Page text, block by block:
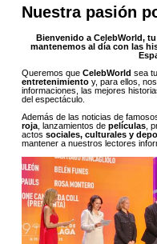
Nuestra pasión
Bienvenido a CelebWorld,
mantenemos al día con las
Queremos que CelebWorld sea
entretenimiento y, para ellos,
informaciones, las mejores
del espectáculo.
Además de las noticias de
roja, lanzamientos de películas,
actos sociales, culturales y
mantener a nuestros lectores